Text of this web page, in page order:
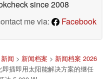
since 2008
me via:
Facebook
新闻 > 新闻档案 > 新闻档案 2026
插即用太阳能解决方案的继任